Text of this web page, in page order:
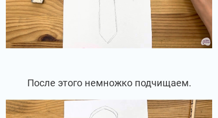
После этого немножко подчищаем.